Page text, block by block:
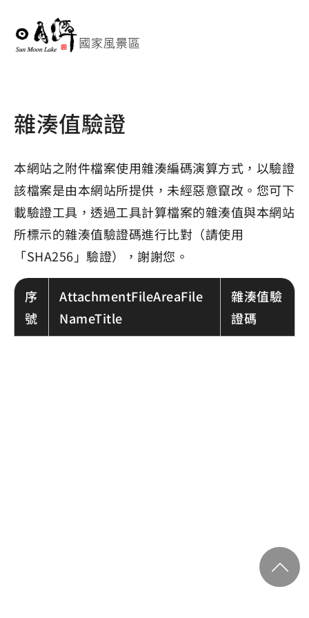
雜湊值驗證
本網站之附件檔案使用雜湊編碼演算方式，以驗證
該檔案是由本網站所提供，未經惡意竄改。您可下
載驗證工具，透過工具計算檔案的雜湊值與本網站
所標示的雜湊值驗證碼進行比對（請使用
「SHA256」驗證），謝謝您。
序
號
AttachmentFileAreaFile
NameTitle
雜湊值驗
證碼